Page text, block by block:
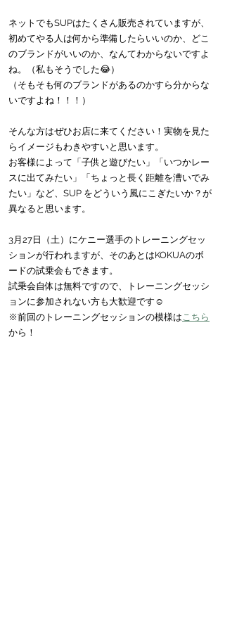
ネットでもSUPはたくさん販売されていますが、
初めてやる人は何から準備したらいいのか、どこ
のブランドがいいのか、なんてわからないですよ
ね。（私もそうでした😂）
（そもそも何のブランドがあるのかすら分からな
いですよね！！！）
そんな方はぜひお店に来てください！実物を見た
らイメージもわきやすいと思います。
お客様によって「子供と遊びたい」「いつかレー
スに出てみたい」「ちょっと長く距離を漕いでみ
たい」など、SUP をどういう風にこぎたいか？が
異なると思います。
3月27日（土）にケニー選手のトレーニングセッ
ションが行われますが、そのあとはKOKUAのボ
ードの試乗会もできます。
試乗会自体は無料ですので、トレーニングセッシ
ョンに参加されない方も大歓迎です☺️
※前回のトレーニングセッションの模様は こちら
から！